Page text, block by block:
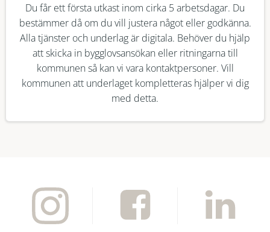
Du får ett första utkast inom cirka 5 arbetsdagar. Du
bestämmer då om du vill justera något eller godkänna.
Alla tjänster och underlag är digitala. Behöver du hjälp
att skicka in bygglovsansökan eller ritningarna till
kommunen så kan vi vara kontaktpersoner. Vill
kommunen att underlaget kompletteras hjälper vi dig
med detta.